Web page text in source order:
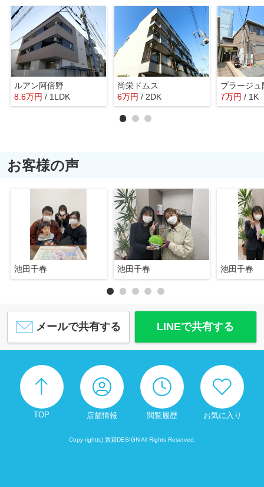
ルアン阿倍野
8.6万円 / 1LDK
尚栄ドムス
6万円 / 2DK
プラージュ
7万円 / 1K
お客様の声
池田千春 池田千春 池田千春
メールで共有する LINEで共有する
TOP 店舗情報 閲覧履歴 お気に入り
Copy right(c) 賃貸DESIGN All Rights Reserved.